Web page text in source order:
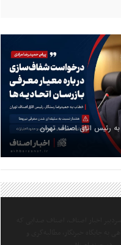
رئیس اتاق اصناف تهران